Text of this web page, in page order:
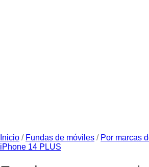
Inicio / Fundas de móviles / Por marcas
iPhone 14 PLUS